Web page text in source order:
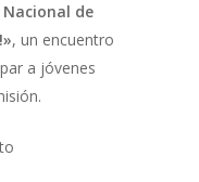
Nacional de
, un encuentro
a jóvenes